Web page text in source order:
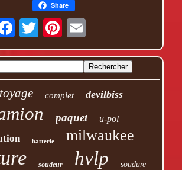
Share
complet devilbiss
paquet u-pol
batterie milwaukee
soudeur hvlp soudure